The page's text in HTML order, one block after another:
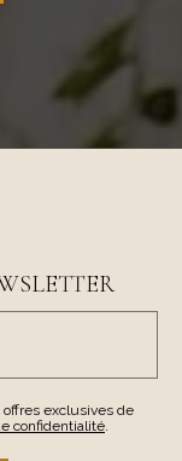
exclusives de
confidentialité.